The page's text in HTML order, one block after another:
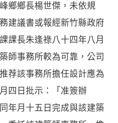
鄉長楊世傑，未依規
建議書或報經新竹縣政府
課長朱逢祿八十四年八月
師事務所較為可靠，公司
荐該事務所擔任設計應為
四日批示：「准簽辦
年月十五日完成與該建築